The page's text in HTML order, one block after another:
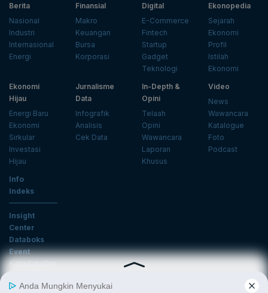
Berita
Nasional
Industri
Internasional
Energi
Finansial
Makro
Keuangan
Bursa
Korporasi
Digital
E-Commerce
Fintech
Startup
Gadget
Teknologi
Ekonopedia
Sejarah
Ekonomi
Profil
Istilah
Ekonomi
Ekonomi
Hijau
Energi Baru
Ekonomi
Sirkular
Investasi
Hijau
Jurnalisme
Data
Infografik
Analisis
Cek Data
In-Depth &
Opini
Telaah
Opini
Wawancara
Laporan
Khusus
Video
News
Wawancara
Katalogue
Foto
Podcast
Info
Indeks
Insight
Center
Databoks
Event
KatadataOto